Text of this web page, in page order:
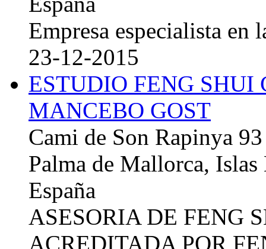
Empresa especialista en
23-12-2015
ESTUDIO FENG
MANCEBO GOST
Cami de Son Rapinya 93
Palma de Mallorca, Islas
España
ASESORIA DE FENG
ACREDITADA POR